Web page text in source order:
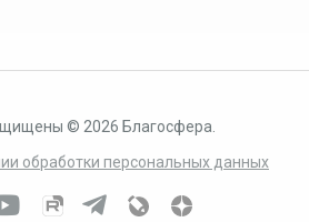
© 2026 Благосфера.
обработки персональных данных